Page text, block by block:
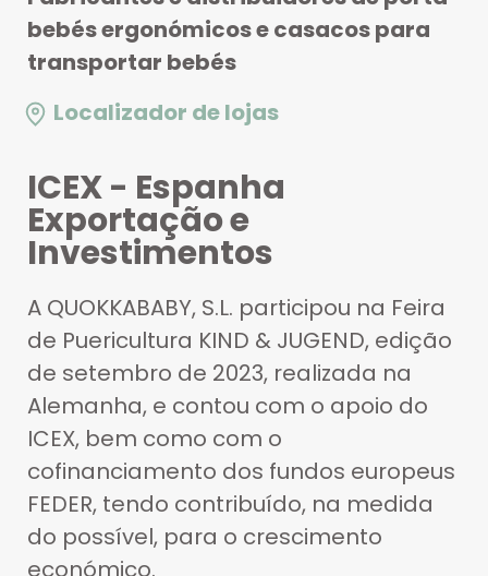
Fabricantes e distribuidores de porta-
bebés ergonómicos e casacos para
transportar bebés
Localizador de lojas
ICEX - Espanha
Exportação e
Investimentos
A QUOKKABABY, S.L. participou na Feira
de Puericultura KIND & JUGEND, edição
de setembro de 2023, realizada na
Alemanha, e contou com o apoio do
ICEX, bem como com o
cofinanciamento dos fundos europeus
FEDER, tendo contribuído, na medida